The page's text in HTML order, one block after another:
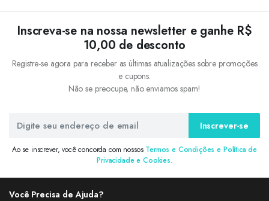
Inscreva-se na nossa newsletter e ganhe R$
10,00 de desconto
Registre-se agora para receber as últimas atualizações sobre promoções
e cupons.
Não se preocupe, não enviamos spam!
Inscrever-se
Ao se inscrever, você concorda com nossos Termos e Condições e Política de
Privacidade e Cookies.
Você Precisa de Ajuda?